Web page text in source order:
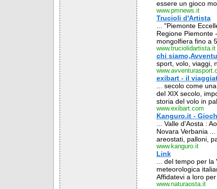
essere un gioco
www.pmnews.it
Trucioli d'Artista
... "Piemonte
Regione Piemonte
mongolfiera fino a
www.truciolidartista.it
chi
sport, volo, viaggi,
exibart - il
... secolo come
del XIX secolo,
storia del volo in
www.exibart.com
Kanguro.it -
... Valle d'Aosta :
Novara Verbania
areostati, palloni,
www.kanguro.it
Link
... del tempo per
meteorologica
Affidatevi a loro
www.naturaosta.it